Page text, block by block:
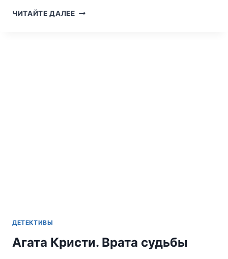
ЧИТАЙТЕ ДАЛЕЕ АГАТА
ДЕТЕКТИВЫ
Агата Кристи. Врата судьбы